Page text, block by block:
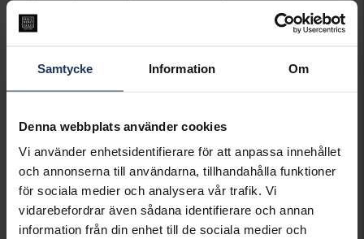
Samtycke Information Om
Denna webbplats använder cookies
Vi använder enhetsidentifierare för att anpassa innehållet
och annonserna till användarna, tillhandahålla funktioner
för sociala medier och analysera vår trafik. Vi
vidarebefordrar även sådana identifierare och annan
information från din enhet till de sociala medier och
INFO
HÖJD CA (MM)
17.6
VARUMÄRKE
ÄDELMETALL
18K Gold
Matchande produkter och andra varianter
Best seller!